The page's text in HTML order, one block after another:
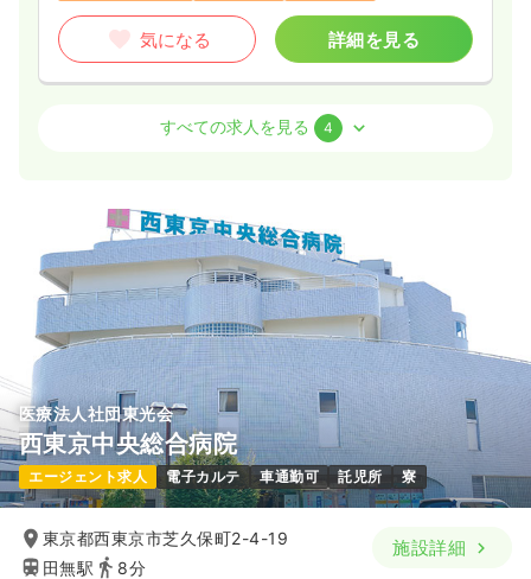
気になる 詳細を見る
27.0万円/月 賞与3ヶ月
※経験3年の例
時間 9:00～17:00（休憩50分）
4週8休以上
担当業務未経験可 ブランク可
第二新卒可
月給29万円以上可
気になる 詳細を見る
2交代（常勤）
給与 お問い合わせください
時間 9:00～17:00 （休憩50分）
4週8休以上
すべての求人を見る 4
医療法人社団東光会
西東京中央総合病院
エージェント求人 電子カルテ 車通勤可 託児所 寮
東京都西東京市芝久保町2-4-19
田無駅
8分
施設詳細